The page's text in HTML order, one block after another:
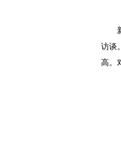
新
访谈
高。